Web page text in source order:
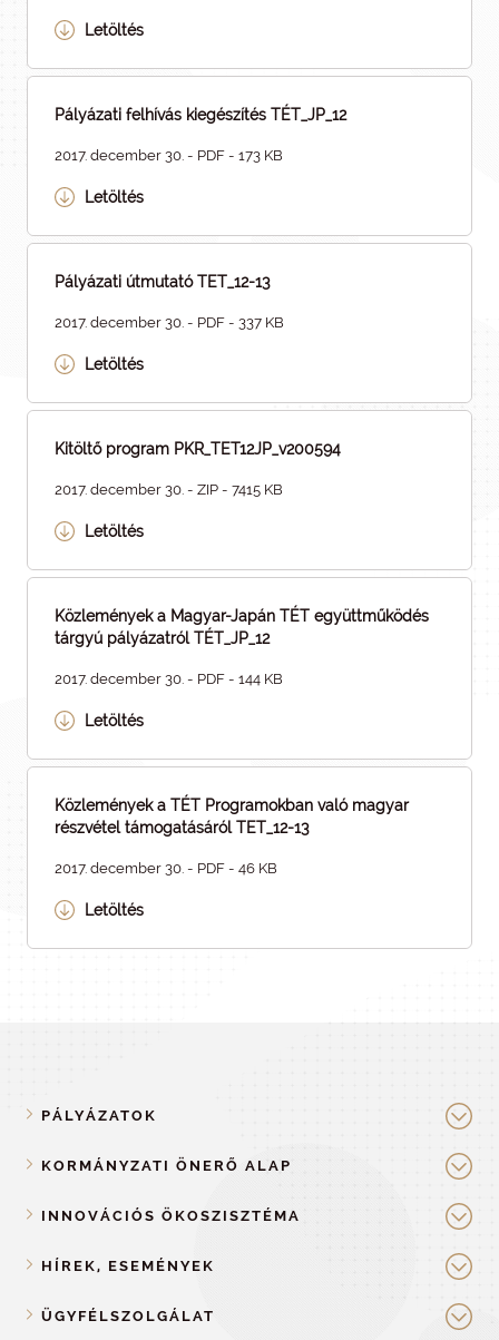
Letöltés
Pályázati felhívás kiegészítés TÉT_JP_12
2017. december 30. - PDF - 173 KB
Letöltés
Pályázati útmutató TET_12-13
2017. december 30. - PDF - 337 KB
Letöltés
Kitöltő program PKR_TET12JP_v200594
2017. december 30. - ZIP - 7415 KB
Letöltés
Közlemények a Magyar-Japán TÉT együttműködés
tárgyú pályázatról TÉT_JP_12
2017. december 30. - PDF - 144 KB
Letöltés
Közlemények a TÉT Programokban való magyar
részvétel támogatásáról TET_12-13
2017. december 30. - PDF - 46 KB
Letöltés
PÁLYÁZATOK
KORMÁNYZATI ÖNERŐ ALAP
INNOVÁCIÓS ÖKOSZISZTÉMA
HÍREK, ESEMÉNYEK
ÜGYFÉLSZOLGÁLAT